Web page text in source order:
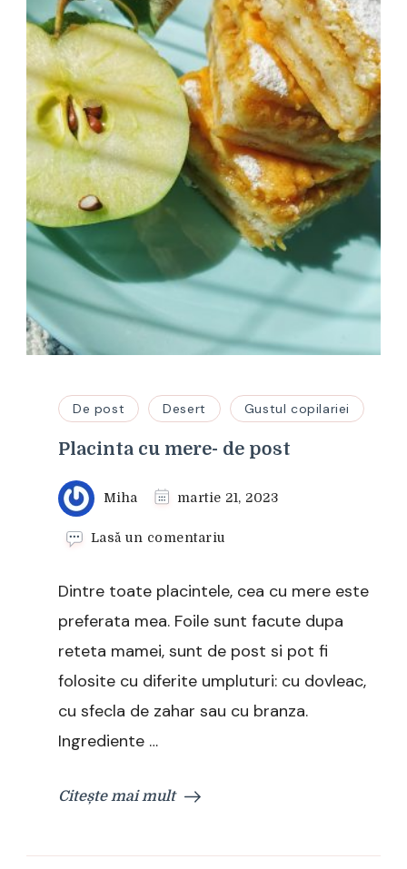
De post Desert Gustul copilariei
Placinta cu mere- de post
Miha martie 21, 2023
Lasă un comentariu
mere-
Dintre toate placintele, cea cu mere este
preferata mea. Foile sunt facute dupa
reteta mamei, sunt de post si pot fi
folosite cu diferite umpluturi: cu dovleac,
cu sfecla de zahar sau cu branza.
Ingrediente …
Citește mai mult